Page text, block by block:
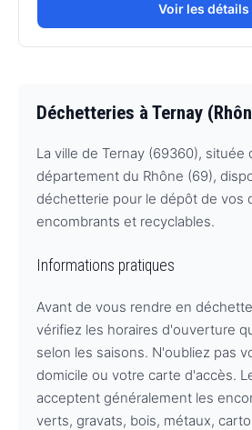
Voir les détails
Déchetteries à Ternay
La ville de Ternay (69360), située
département du Rhône (69),
déchetterie pour le dépôt de vos
encombrants et recyclables.
Informations pratiques
Avant de vous rendre en
vérifiez les horaires d'ouverture
selon les saisons. N'oubliez pas
domicile ou votre carte d'accès.
acceptent généralement les
verts, gravats, bois, métaux,